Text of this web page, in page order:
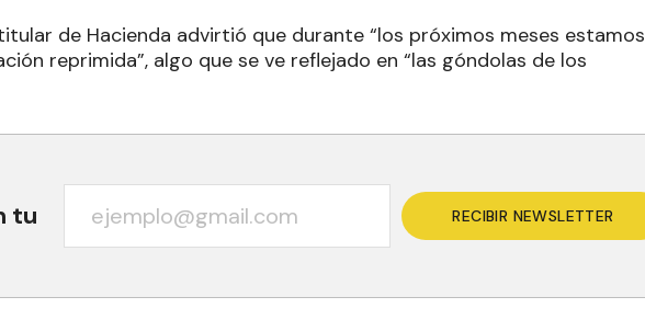
de Hacienda advirtió que durante “los próximos meses estamos
reprimida”, algo que se ve reflejado en “las góndolas de los
tu RECIBIR NEWSLETTER